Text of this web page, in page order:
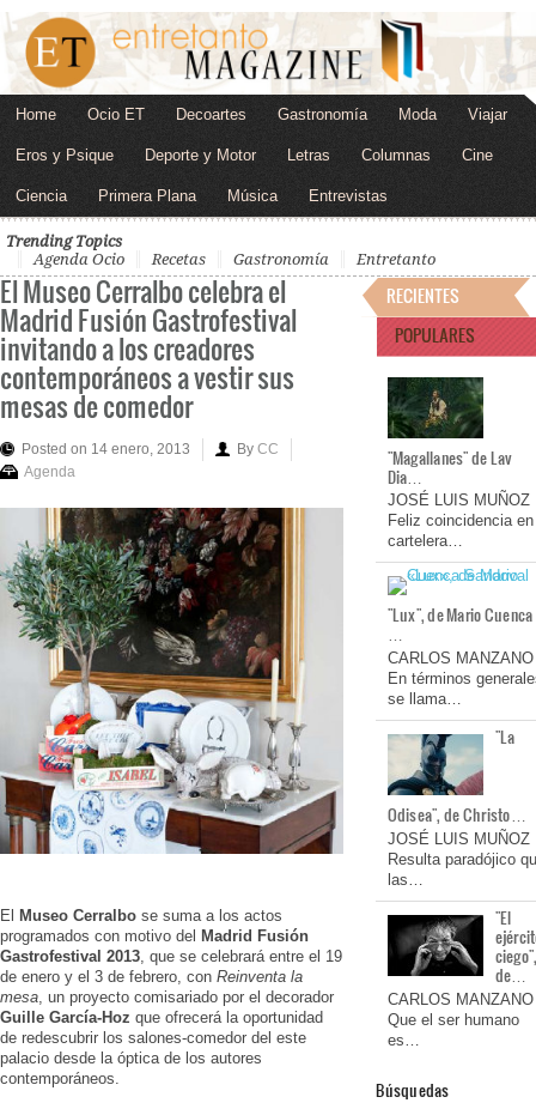
Home Ocio ET Decoartes Gastronomía Moda Viajar
Eros y Psique Deporte y Motor Letras Columnas Cine
Ciencia Primera Plana Música Entrevistas
Trending Topics
Agenda Ocio
Recetas Gastronomía Entretanto
El Museo Cerralbo celebra el
Madrid Fusión Gastrofestival
invitando a los creadores
contemporáneos a vestir sus
mesas de comedor
Posted on 14 enero, 2013 By CC
Agenda
El Museo Cerralbo se suma a los actos
programados con motivo del Madrid Fusión
Gastrofestival 2013, que se celebrará entre el 19
de enero y el 3 de febrero, con Reinventa la
mesa, un proyecto comisariado por el decorador
Guille García-Hoz que ofrecerá la oportunidad
de redescubrir los salones-comedor del este
palacio desde la óptica de los autores
contemporáneos.
RECIENTES
POPULARES
"Magallanes" de Lav
Dia…
JOSÉ LUIS MUÑOZ
Feliz coincidencia en
cartelera…
"Lux", de Mario Cuenca
…
CARLOS MANZANO
En términos
se llama…
"La
Odisea", de Christo…
JOSÉ LUIS MUÑOZ
Resulta paradójico
las…
"El
de…
CARLOS MANZANO
Que el ser humano
es…
Búsquedas